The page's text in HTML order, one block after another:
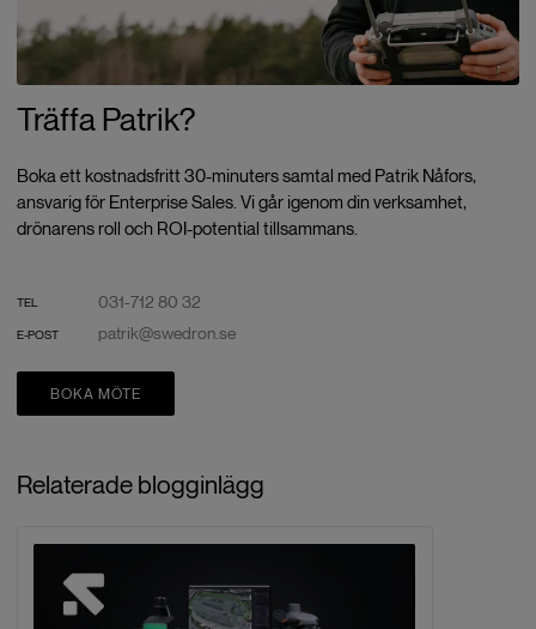
Träffa Patrik?
Boka ett kostnadsfritt 30-minuters samtal med Patrik Nåfors,
ansvarig för Enterprise Sales. Vi går igenom din verksamhet,
drönarens roll och ROI-potential tillsammans.
TEL 031-712 80 32
E-POST patrik@swedron.se
BOKA MÖTE
Relaterade blogginlägg